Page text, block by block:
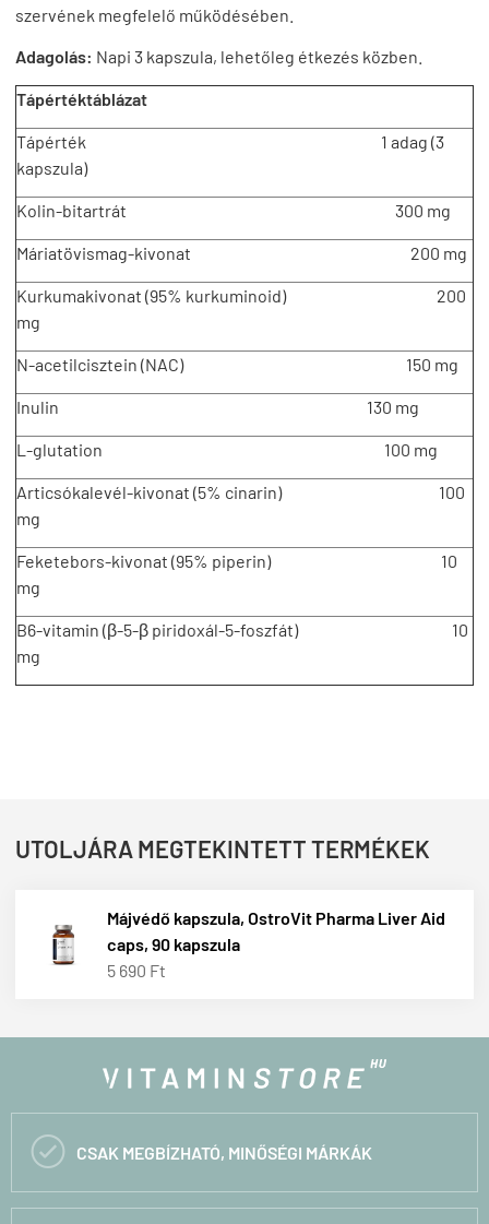
szervének megfelelő működésében.
Adagolás: Napi 3 kapszula, lehetőleg étkezés közben.
Tápértéktáblázat
Tápérték 1 adag (3
kapszula)
Kolin-bitartrát 300 mg
Máriatövismag-kivonat 200 mg
Kurkumakivonat (95% kurkuminoid) 200
mg
N-acetilcisztein (NAC) 150 mg
Inulin 130 mg
L-glutation 100 mg
Articsókalevél-kivonat (5% cinarin) 100
mg
Feketebors-kivonat (95% piperin) 10
mg
B6-vitamin (β-5-β piridoxál-5-foszfát) 10
mg
UTOLJÁRA MEGTEKINTETT TERMÉKEK
Májvédő kapszula, OstroVit Pharma Liver Aid
caps, 90 kapszula
5 690 Ft
 CSAK MEGBÍZHATÓ, MINŐSÉGI MÁRKÁK